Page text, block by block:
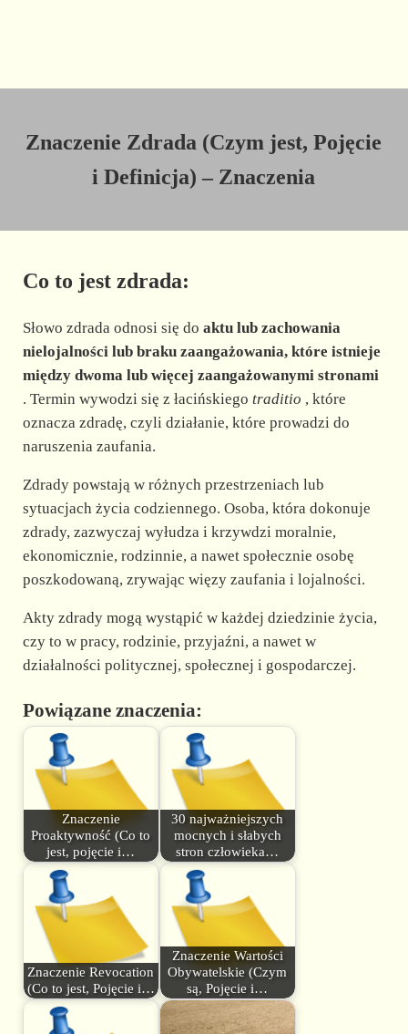
Znaczenie Zdrada (Czym jest, Pojęcie
i Definicja) – Znaczenia
Co to jest zdrada:
Słowo zdrada odnosi się do aktu lub zachowania
nielojalności lub braku zaangażowania, które istnieje
między dwoma lub więcej zaangażowanymi stronami
. Termin wywodzi się z łacińskiego traditio , które
oznacza zdradę, czyli działanie, które prowadzi do
naruszenia zaufania.
Zdrady powstają w różnych przestrzeniach lub
sytuacjach życia codziennego. Osoba, która dokonuje
zdrady, zazwyczaj wyłudza i krzywdzi moralnie,
ekonomicznie, rodzinnie, a nawet społecznie osobę
poszkodowaną, zrywając więzy zaufania i lojalności.
Akty zdrady mogą wystąpić w każdej dziedzinie życia,
czy to w pracy, rodzinie, przyjaźni, a nawet w
działalności politycznej, społecznej i gospodarczej.
Powiązane znaczenia:
Znaczenie
Proaktywność (Co to
jest, pojęcie i…
30 najważniejszych
mocnych i słabych
stron człowieka…
Znaczenie Revocation
(Co to jest, Pojęcie i…
Znaczenie Wartości
Obywatelskie (Czym
są, Pojęcie i…